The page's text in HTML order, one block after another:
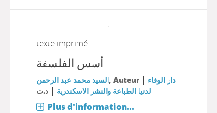
texte imprimé
أسس الفلسفة
السيد محمد عبد الرحمن, Auteur | دار الوفاء
لدنيا الطباعة والنشر الاسكندرية |د.ت
Plus d'information...